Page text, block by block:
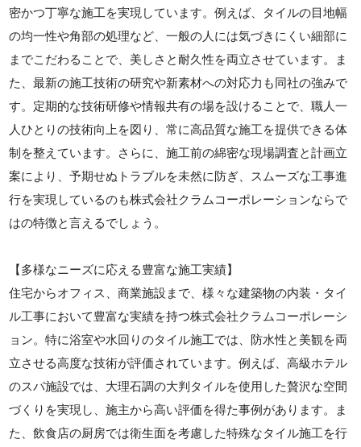
密かつ丁寧な施工を実現しています。例えば、タイルの目地幅
の均一性や角部の処理など、一般の人には気づきにくい細部に
までこだわることで、美しさと耐久性を両立させています。ま
た、最新の施工技術の研究や新素材への対応力も同社の強みで
す。定期的な技術研修や情報共有の場を設けることで、職人一
人ひとりの技術向上を図り、常に高品質な施工を提供できる体
制を整えています。さらに、施工前の綿密な現場調査と計画立
案により、予期せぬトラブルを未然に防ぎ、スムーズな工事進
行を実現しているのも株式会社クラムコーポレーションならで
はの特徴と言えるでしょう。
【多様なニーズに応える豊富な施工実績】
住宅からオフィス、商業施設まで、様々な建築物の内装・タイ
ル工事において豊富な実績を持つ株式会社クラムコーポレーシ
ョン。特に浴室や水回りのタイル施工では、防水性と美観を両
立させる高度な技術が評価されています。例えば、高級ホテル
のスパ施設では、大理石調の大判タイルを使用した贅沢な空間
づくりを実現し、施主から高い評価を得た事例があります。ま
た、飲食店の厨房では衛生面を考慮した特殊なタイル施工を行